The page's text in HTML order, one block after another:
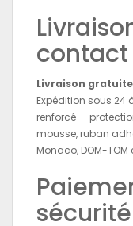
contact
Livraison
Expédition sous
renforcé —
mousse, ruban
Monaco, DOM-
sécurité